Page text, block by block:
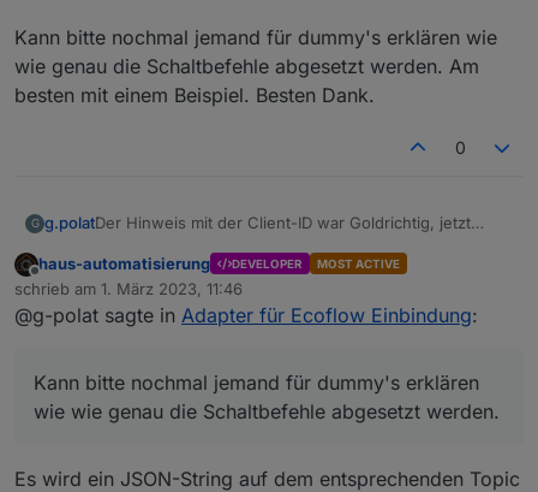
Kann bitte nochmal jemand für dummy's erklären wie
wie genau die Schaltbefehle abgesetzt werden. Am
besten mit einem Beispiel. Besten Dank.
0
G g.polatDer Hinweis mit der Client-ID war Goldrichtig, jetzt
Kann bitte nochmal jemand für dummy's erklären wie
wie genau die Schaltbefehle abgesetzt werden. Am
besten mit einem Beispiel. Besten Dank.
Offline
haus-automatisierung DEVELOPER MOST ACTIVE
schrieb am 1. März 2023, 11:46
zuletzt editiert von
@g-polat sagte in Adapter für Ecoflow Einbindung:
Kann bitte nochmal jemand für dummy's erklären
wie wie genau die Schaltbefehle abgesetzt werden.
Es wird ein JSON-String auf dem entsprechenden Topic